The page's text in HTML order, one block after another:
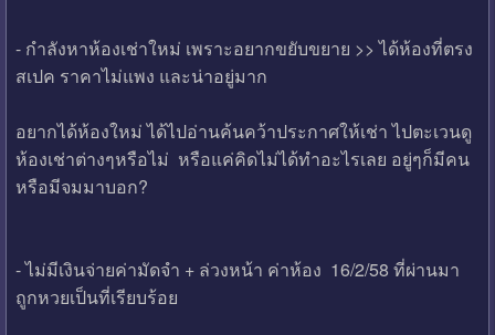
- กำลังหาห้องเช่าใหม่ เพราะอยากขยับขยาย >> ได้ห้องที่ตรง
สเปค ราคาไม่แพง และน่าอยู่มาก
อยากได้ห้องใหม่ ได้ไปอ่านค้นคว้าประกาศให้เช่า ไปตะเวนดู
ห้องเช่าต่างๆหรือไม่ หรือแค่คิดไม่ได้ทำอะไรเลย อยู่ๆก็มีคน
หรือมีจมมาบอก?
- ไม่มีเงินจ่ายค่ามัดจำ + ล่วงหน้า ค่าห้อง 16/2/58 ที่ผ่านมา
ถูกหวยเป็นที่เรียบร้อย